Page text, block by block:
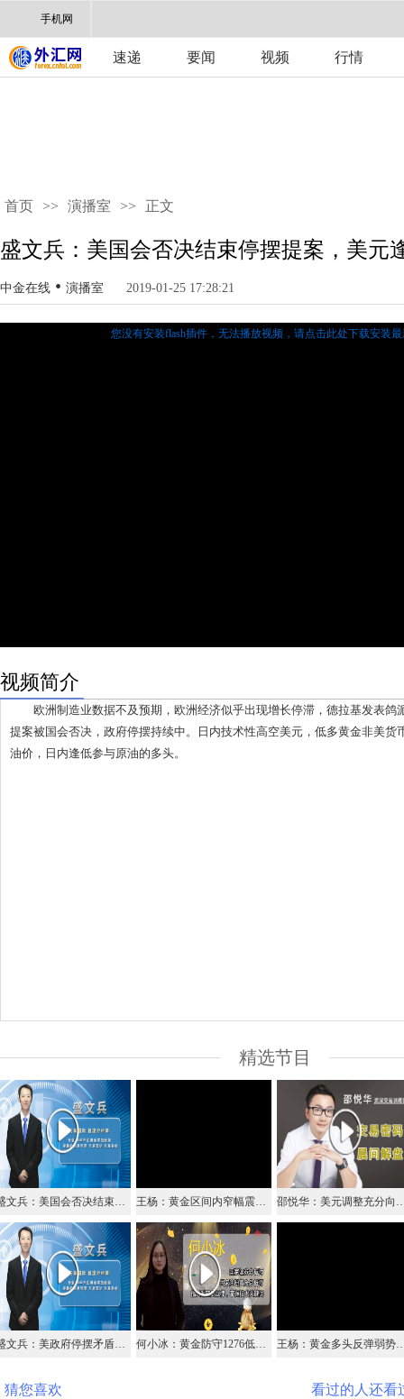
手机网
速递 要闻 视频 行情
首页 >> 演播室 >> 正文
盛文兵：美国会否决结束停摆提案，美元
中金在线 • 演播室 2019-01-25 17:28:21
您没有安装flash插件，无法播放视频， 请点击此处下载安装
视频简介
欧洲制造业数据不及预期，欧洲经济似乎出现增长停滞，德拉基发表鸽
提案被国会否决，政府停摆持续中。日内技术性高空美元，低多黄金非美货
油价，日内逢低参与原油的多头。
精选节目
盛文兵：美国会否决结束停摆提案，美元逢高参与空头 王杨：黄金区间内窄幅震荡，1283下还是看空！ 邵悦华：美元调整充分向上突
盛文兵：美政府停摆矛盾升级，美元承压下跌 何小冰：黄金防守1276低多，原油高抛低吸 王杨：黄金多头反弹弱势，
猜您喜欢 看过的人还看